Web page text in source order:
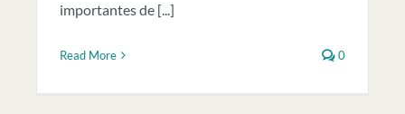
importantes de [...]
Read More 0